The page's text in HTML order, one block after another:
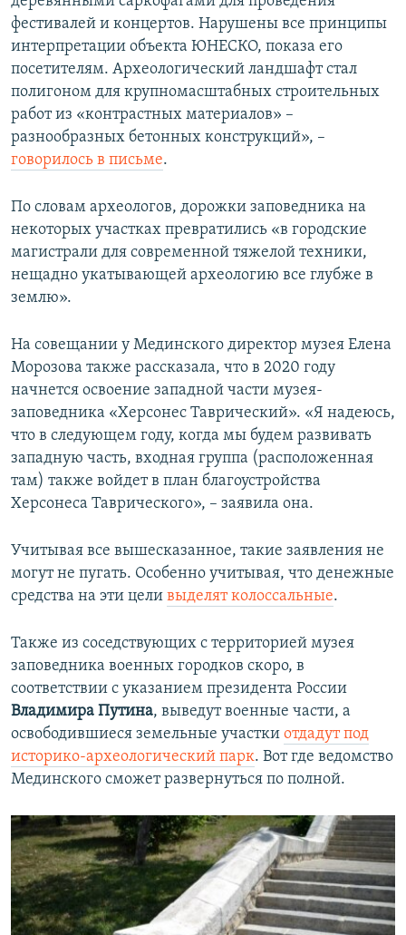
фестивалей и концертов. Нарушены все принципы
интерпретации объекта ЮНЕСКО, показа его
посетителям. Археологический ландшафт стал
полигоном для крупномасштабных строительных
работ из «контрастных материалов» –
разнообразных бетонных конструкций», –
говорилось в письме.
По словам археологов, дорожки заповедника на
некоторых участках превратились «в городские
магистрали для современной тяжелой техники,
нещадно укатывающей археологию все глубже в
землю».
На совещании у Мединского директор музея Елена
Морозова также рассказала, что в 2020 году
начнется освоение западной части музея-
заповедника «Херсонес Таврический». «Я надеюсь,
что в следующем году, когда мы будем развивать
западную часть, входная группа (расположенная
там) также войдет в план благоустройства
Херсонеса Таврического», – заявила она.
Учитывая все вышесказанное, такие заявления не
могут не пугать. Особенно учитывая, что денежные
средства на эти цели выделят колоссальные.
Также из соседствующих с территорией музея
заповедника военных городков скоро, в
соответствии с указанием президента России
Владимира Путина, выведут военные части, а
освободившиеся земельные участки отдадут под
историко-археологический парк. Вот где ведомство
Мединского сможет развернуться по полной.